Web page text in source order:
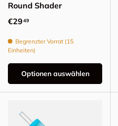
Round Shader
Normaler Preis
€2949
Begrenzter Vorrat (15
Einheiten)
Optionen auswählen